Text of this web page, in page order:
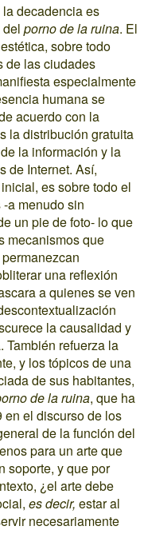
decadencia es
porno de la ruina. El
sobre todo
de las ciudades
especialmente
humana se
acuerdo con la
la distribución gratuita
la información y la
de Internet. Así,
es sobre todo el
a menudo sin
un pie de foto- lo que
mecanismos que
una reflexión
a quienes se ven
la causalidad y
También refuerza la
y los tópicos de una
de sus habitantes,
de la ruina, que ha
el discurso de los
de la función del
para un arte que
soporte, y que por
¿el arte debe
es decir, estar al
necesariamente